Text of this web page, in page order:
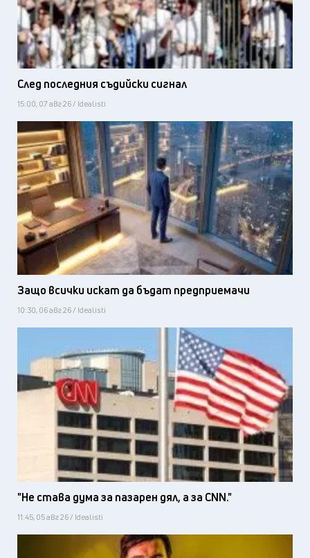
След последния съдийски сигнал
15:00, 07 авг 26 / Idealisti
Защо всички искат да бъдат предприемачи
10:30, 06 авг 26 / Idealisti
"Не става дума за пазарен дял, а за CNN."
11:45, 05 авг 26 / Idealisti